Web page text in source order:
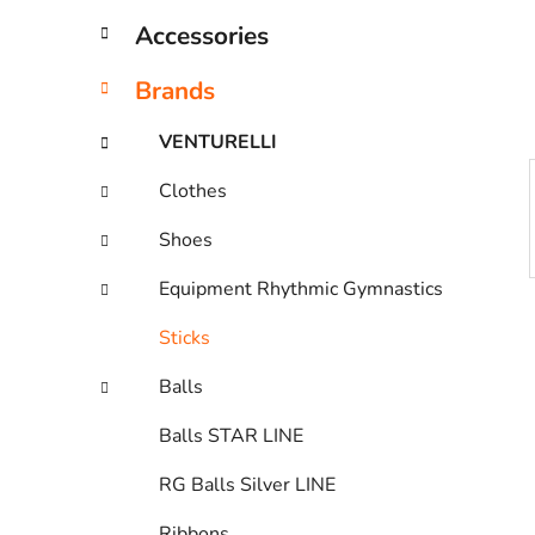
p
a
n
l
k
Accessories
Brands
VENTURELLI
Clothes
Shoes
Equipment Rhythmic Gymnastics
Sticks
Balls
Balls STAR LINE
RG Balls Silver LINE